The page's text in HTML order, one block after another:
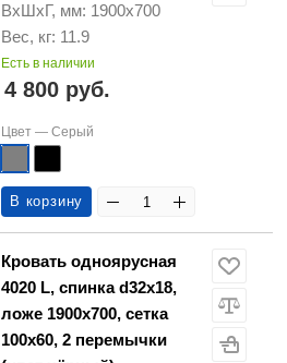
ВхШхГ, мм: 1900х700
Вес, кг: 11.9
Есть в наличии
4 800 руб.
Цвет — Серый
В корзину
Кровать одноярусная
4020 L, спинка d32х18,
ложе 1900х700, сетка
100х60, 2 перемычки